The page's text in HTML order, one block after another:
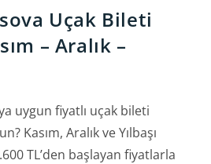
Uçak Bileti
– Aralık –
uygun fiyatlı uçak bileti
Kasım, Aralık ve Yılbaşı
TL’den başlayan fiyatlarla